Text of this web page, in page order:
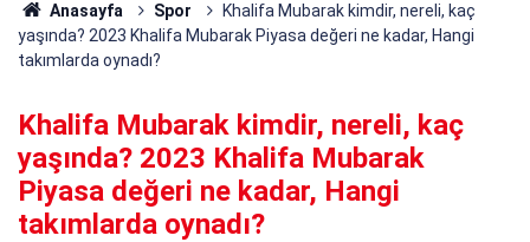
Anasayfa Spor
Khalifa Mubarak kimdir, nereli, kaç
yaşında? 2023 Khalifa Mubarak Piyasa değeri ne kadar, Hangi
takımlarda oynadı?
Khalifa Mubarak kimdir, nereli, kaç
yaşında? 2023 Khalifa Mubarak
Piyasa değeri ne kadar, Hangi
takımlarda oynadı?